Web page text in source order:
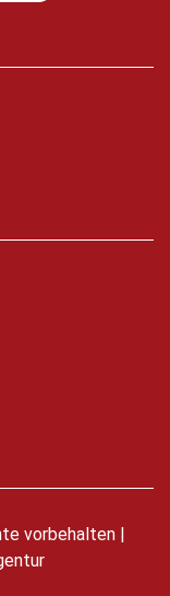
vorbehalten |